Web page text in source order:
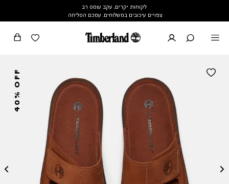
לקוחות יקרים, עקב עומס רב
צפויים עיכובים במשלוחים. עמכם הסליחה
40% OFF